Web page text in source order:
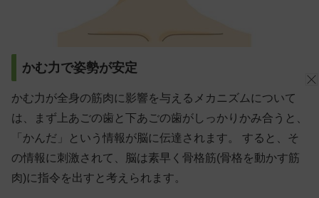
かむ力で姿勢が安定
かむ力が全身の筋肉に影響を与えるメカニズムについて
は、まず上あごの歯と下あごの歯がしっかりかみ合うと、
「かんだ」という情報が脳に伝達されます。 すると、そ
の情報に刺激されて、脳は素早く骨格筋(骨格を動かす筋
肉)に指令を出すと考えられます。